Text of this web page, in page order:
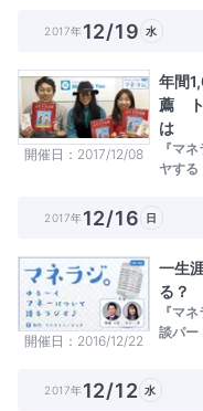
2017年12/19 水
開催日 2017/12/08
年間
薦 ト
は
『マ
ヤす
2017年12/16 日
開催日 2016/12/22
一生
る？
『マ
談パ
2017年12/12 水